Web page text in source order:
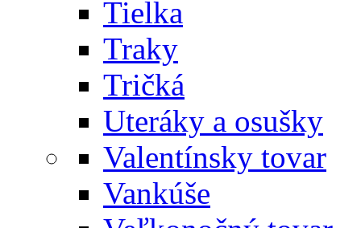
Tielka
Traky
Tričká
Uteráky a osušky
Valentínsky tovar
Vankúše